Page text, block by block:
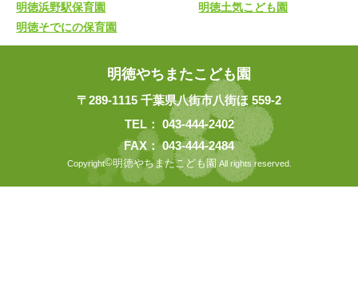
明徳浜野駅保育園
明徳土気こども園
明徳そでにの保育園
明徳やちまたこども園
〒289-1115 千葉県八街市八街ほ 559-2
TEL： 043-444-2402
FAX： 043-444-2484
Copyright©明徳やちまたこども園All rights reserved.